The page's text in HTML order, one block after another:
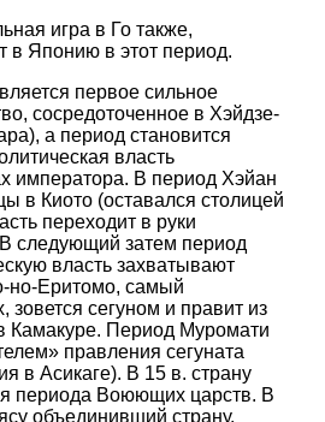
игра в Го также,
в Японию в этот период.
первое сильное
сосредоточенное в Хэйдзе-
а период становится
власть
императора. В период Хэйан
в Киото (оставался столицей
переходит в руки
следующий затем период
власть захватывают
но-Еритомо, самый
зовется сегуном и правит из
Камакуре. Период Муромати
правления сегуната
в Асикаге). В 15 в. страну
периода Воюющих царств. В
объединивший страну,